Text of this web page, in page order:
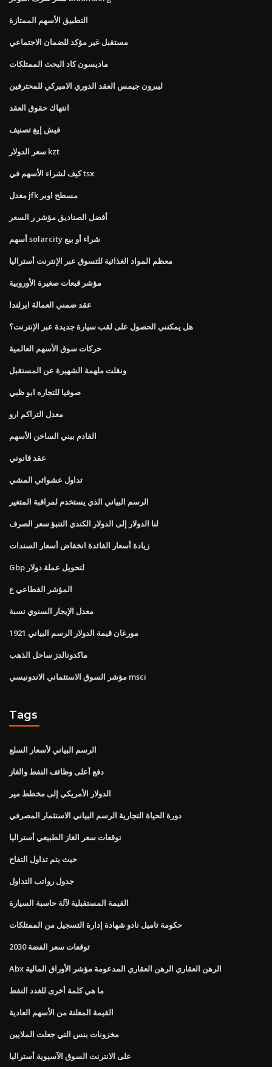
التطبيق الأسهم الممتازة
مستقبل غير مؤكد للضمان الاجتماعي
ماديسون كاد البحث الممتلكات
ليبرون جيمس العقد الدوري الاميركي للمحترفين
انتهاك حقوق العقد
فيش إيغ تصنيف
سعر الدولار kzt
كيف لشراء الأسهم في tsx
معدل jfk مسطح اوبر
أفضل الصناديق مؤشر ر السعر
أسهم solarcity شراء أو بيع
معظم المواد الغذائية للتسوق عبر الإنترنت أستراليا
مؤشر قبعات صغيرة الأوروبية
عقد ضمني العمالة ايرلندا
هل يمكنني الحصول على لقب سيارة جديدة عبر الإنترنت؟
حركات سوق الأسهم العالمية
ونقلت ملهمة الشهيرة عن المستقبل
صوفيا للتجاره ابو ظبي
معدل التراكم ارو
القادم بيني الساخن الأسهم
عقد قانوني
تداول عشوائي المشي
الرسم البياني الذي يستخدم لمراقبة المتغير
لنا الدولار إلى الدولار الكندي التنبؤ سعر الصرف
زيادة أسعار الفائدة انخفاض أسعار السندات
Gbp لتحويل عملة دولار
المؤشر القطاعي ع
معدل الإيجار السنوي نسبة
1921 مورغان قيمة الدولار الرسم البياني
ماكدونالدز ساحل الذهب
مؤشر السوق الاستئماني الاندونيسي msci
Tags
الرسم البياني لأسعار السلع
دفع أعلى وظائف النفط والغاز
الدولار الأمريكي إلى مخطط مير
دورة الحياة التجارية الرسم البياني الاستثمار المصرفي
توقعات سعر الغاز الطبيعي أستراليا
حيث يتم تداول التفاح
جدول رواتب التداول
القيمة المستقبلية لآلة حاسبة السيارة
حكومة تاميل نادو شهادة إدارة التسجيل من الممتلكات
توقعات سعر الفضة 2030
Abx الرهن العقاري الرهن العقاري المدعومة مؤشر الأوراق المالية
ما هي كلمة أخرى للغدد النفط
القيمة المعلنة من الأسهم العادية
مخزونات بنس التي جعلت الملايين
على الانترنت السوق الآسيوية أستراليا